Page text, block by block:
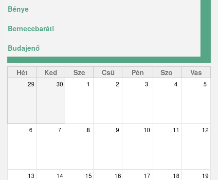
Bénye
Bernecebaráti
Budajenő
Ceglédbercel
Csemő
Csobánka
Hét Ked Sze Csü Pén Szo Vas
29 30 1 2 3 4 5
6 7 8 9 10 11 12
13 14 15 16 17 18 19